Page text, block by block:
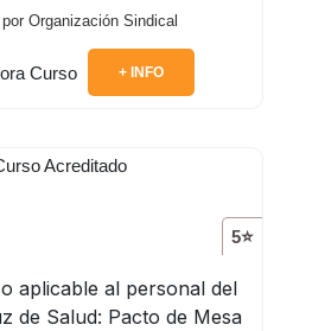
Organización Sindical
+ INFO
5⭐
aplicable al personal del
de Salud: Pacto de Mesa